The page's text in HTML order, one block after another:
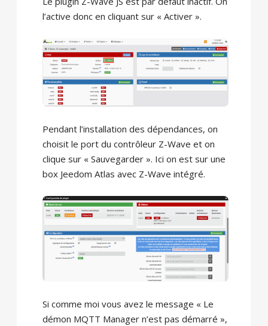
l’active donc en cliquant sur « Activer ».
Pendant l’installation des dépendances, on
choisit le port du contrôleur Z-Wave et on
clique sur « Sauvegarder ». Ici on est sur une
box Jeedom Atlas avec Z-Wave intégré.
Si comme moi vous avez le message « Le
démon MQTT Manager n’est pas démarré »,